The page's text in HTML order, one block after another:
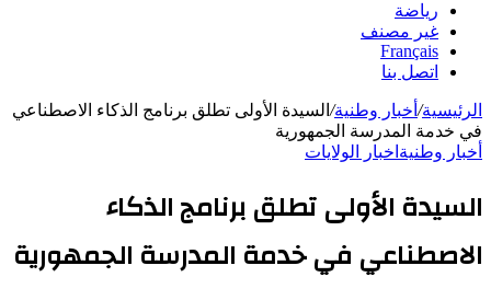
رياضة
غير مصنف
Français
اتصل بنا
الرئيسية/ أخبار وطنية/ السيدة الأولى تطلق برنامج الذكاء الاصطناعي
في خدمة المدرسة الجمهورية
أخبار وطنية اخبار الولايات
السيدة الأولى تطلق برنامج الذكاء
الاصطناعي في خدمة المدرسة الجمهورية